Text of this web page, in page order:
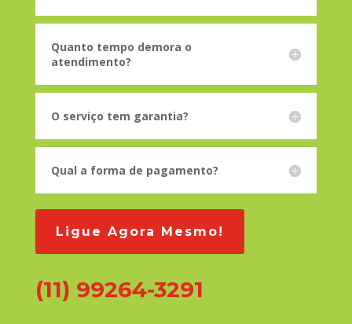
Quanto tempo demora o
atendimento?
O serviço tem garantia?
Qual a forma de pagamento?
Ligue Agora Mesmo!
(11) 99264-3291